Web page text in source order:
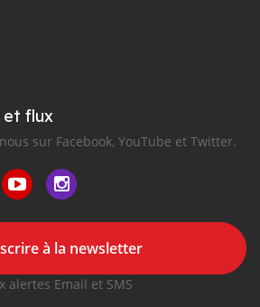
et flux
sur Facebook, YouTube et Twitter.
à la newsletter
alertes Email et SMS